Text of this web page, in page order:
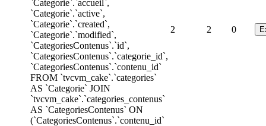
`Categorie`.`accueil`,
`Categorie`.`active`,
`Categorie`.`created`,
`Categorie`.`modified`,
`CategoriesContenus`.`id`,
`CategoriesContenus`.`categorie_id`,
`CategoriesContenus`.`contenu_id`
FROM `tvcvm_cake`.`categories`
AS `Categorie` JOIN
`tvcvm_cake`.`categories_contenus`
AS `CategoriesContenus` ON
(`CategoriesContenus`.`contenu_id`
2 2 0